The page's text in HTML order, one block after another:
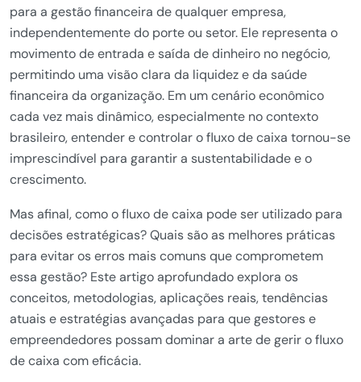
para a gestão financeira de qualquer empresa,
independentemente do porte ou setor. Ele representa o
movimento de entrada e saída de dinheiro no negócio,
permitindo uma visão clara da liquidez e da saúde
financeira da organização. Em um cenário econômico
cada vez mais dinâmico, especialmente no contexto
brasileiro, entender e controlar o fluxo de caixa tornou-se
imprescindível para garantir a sustentabilidade e o
crescimento.
Mas afinal, como o fluxo de caixa pode ser utilizado para
decisões estratégicas? Quais são as melhores práticas
para evitar os erros mais comuns que comprometem
essa gestão? Este artigo aprofundado explora os
conceitos, metodologias, aplicações reais, tendências
atuais e estratégias avançadas para que gestores e
empreendedores possam dominar a arte de gerir o fluxo
de caixa com eficácia.